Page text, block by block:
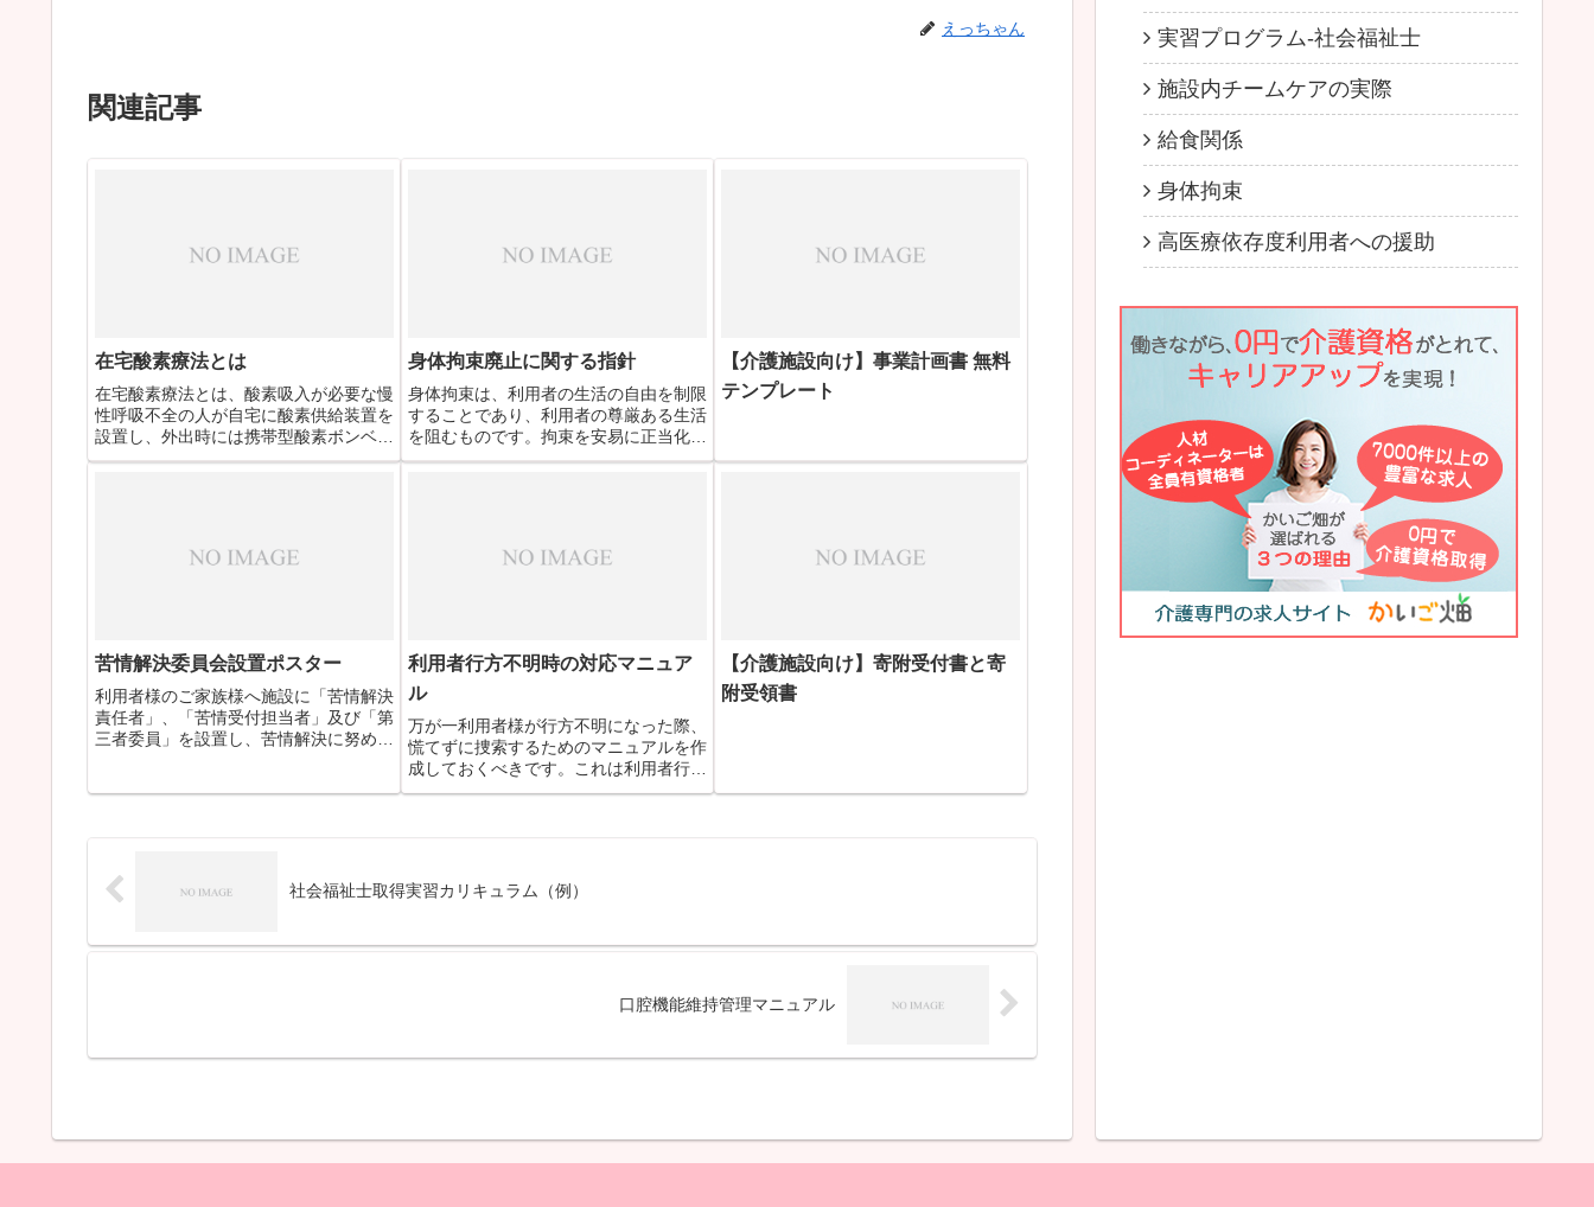
えっちゃん
関連記事
在宅酸素療法とは
在宅酸素療法とは、酸素吸入が必要な慢
性呼吸不全の人が自宅に酸素供給装置を
設置し、外出時には携帯型酸素ボンベを
使用して酸素吸入を行う在宅療法です。
身体拘束廃止に関する指針
身体拘束は、利用者の生活の自由を制限
することであり、利用者の尊厳ある生活
を阻むものです。拘束を安易に正当化す
ることなく職員一人ひとりが身体的・精
【介護施設向け】事業計画書 無料
テンプレート
苦情解決委員会設置ポスター
利用者様のご家族様へ施設に「苦情解決
責任者」、「苦情受付担当者」及び「第
三者委員」を設置し、苦情解決に努めて
利用者行方不明時の対応マニュア
ル
万が一利用者様が行方不明になった際、
慌てずに捜索するためのマニュアルを作
成しておくべきです。これは利用者行方
不明時の対応マニュアルです。
【介護施設向け】寄附受付書と寄
附受領書
社会福祉士取得実習カリキュラム（例）
口腔機能維持管理マニュアル
実習プログラム-社会福祉士
施設内チームケアの実際
給食関係
身体拘束
高医療依存度利用者への援助